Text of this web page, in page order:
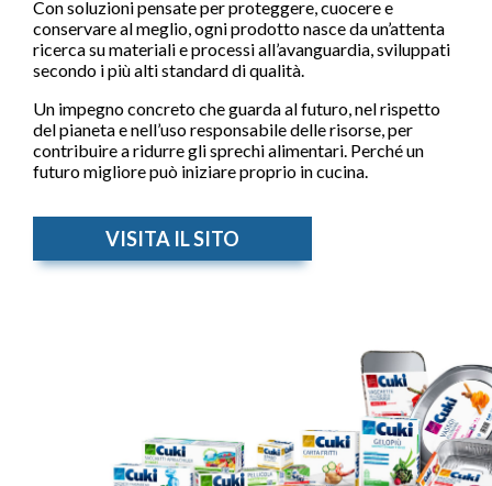
Con soluzioni pensate per proteggere, cuocere e
conservare al meglio, ogni prodotto nasce da un’attenta
ricerca su materiali e processi all’avanguardia, sviluppati
secondo i più alti standard di qualità.
Un impegno concreto che guarda al futuro, nel rispetto
del pianeta e nell’uso responsabile delle risorse, per
contribuire a ridurre gli sprechi alimentari. Perché un
futuro migliore può iniziare proprio in cucina.
VISITA IL SITO